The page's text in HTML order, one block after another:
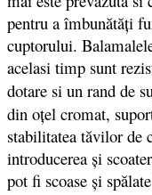
pentru a îmbunătăţi
cuptorului.
acelasi timp sunt
dotare si un rand de
din oţel cromat,
stabilitatea tăvilor de
introducerea şi
pot fi scoase şi